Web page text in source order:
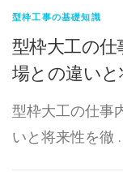
型枠工事の基礎知識
型枠大工の仕
場との違い
型枠大工の仕事
いと将来性を徹